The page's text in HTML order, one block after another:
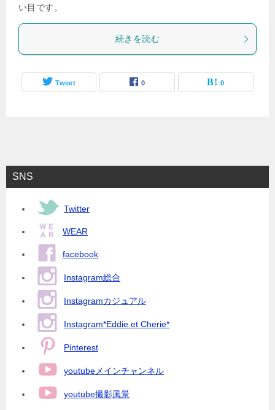
い目です。
続きを読む
Tweet 0 0
SNS
Twitter
WEAR
facebook
Instagram総合
Instagramカジュアル
Instagram*Eddie et Cherie*
Pinterest
youtubeメインチャンネル
youtube撮影風景